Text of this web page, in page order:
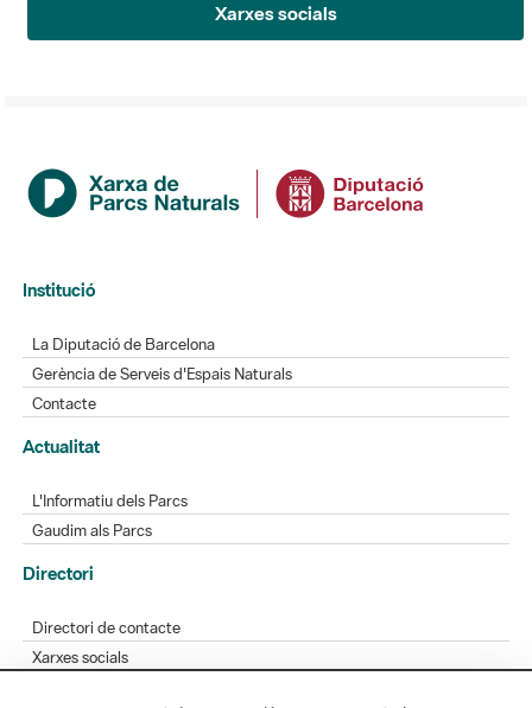
Xarxes socials
Institució
La Diputació de Barcelona
Gerència de Serveis d'Espais Naturals
Contacte
Actualitat
L'Informatiu dels Parcs
Gaudim als Parcs
Directori
Directori de contacte
Xarxes socials